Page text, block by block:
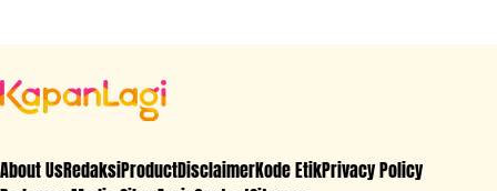
About UsRedaksiProductDisclaimerKode EtikPrivacy Policy